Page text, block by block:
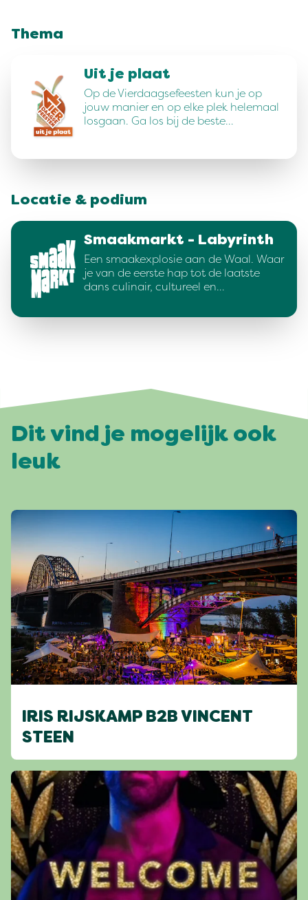
Thema
Uit je plaat
Op de Vierdaagsefeesten kun je op
jouw manier en op elke plek helemaal
losgaan. Ga los bij de beste…
Locatie & podium
Smaakmarkt - Labyrinth
Een smaakexplosie aan de Waal. Waar
je van de eerste hap tot de laatste
dans culinair, cultureel en…
Dit vind je mogelijk ook
leuk
IRIS RIJSKAMP B2B VINCENT
STEEN